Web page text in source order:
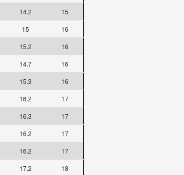
14.2
15
15
16
15.2
16
14.7
16
15.3
16
16.2
17
16.3
17
16.2
17
16.2
17
17.2
18